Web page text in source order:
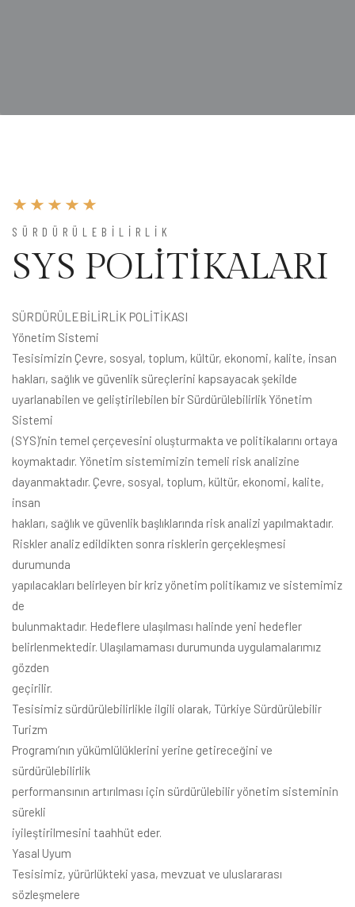
SÜRDÜRÜLEBILIRLIK
SYS POLİTİKALARI
SÜRDÜRÜLEBİLİRLİK POLİTİKASI
Yönetim Sistemi
Tesisimizin Çevre, sosyal, toplum, kültür, ekonomi, kalite, insan
hakları, sağlık ve güvenlik süreçlerini kapsayacak şekilde
uyarlanabilen ve geliştirilebilen bir Sürdürülebilirlik Yönetim
Sistemi
(SYS)’nin temel çerçevesini oluşturmakta ve politikalarını ortaya
koymaktadır. Yönetim sistemimizin temeli risk analizine
dayanmaktadır. Çevre, sosyal, toplum, kültür, ekonomi, kalite,
insan
hakları, sağlık ve güvenlik başlıklarında risk analizi yapılmaktadır.
Riskler analiz edildikten sonra risklerin gerçekleşmesi
durumunda
yapılacakları belirleyen bir kriz yönetim politikamız ve sistemimiz
de
bulunmaktadır. Hedeflere ulaşılması halinde yeni hedefler
belirlenmektedir. Ulaşılamaması durumunda uygulamalarımız
gözden
geçirilir.
Tesisimiz sürdürülebilirlikle ilgili olarak, Türkiye Sürdürülebilir
Turizm
Programı’nın yükümlülüklerini yerine getireceğini ve
sürdürülebilirlik
performansının artırılması için sürdürülebilir yönetim sisteminin
sürekli
iyileştirilmesini taahhüt eder.
Yasal Uyum
Tesisimiz, yürürlükteki yasa, mevzuat ve uluslararası
sözleşmelere